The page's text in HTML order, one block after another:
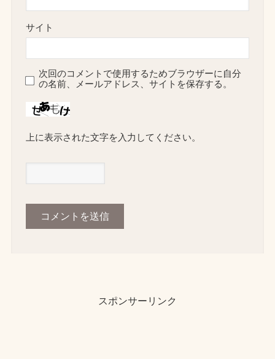
サイト
次回のコメントで使用するためブラウザーに自分
の名前、メールアドレス、サイトを保存する。
上に表示された文字を入力してください。
スポンサーリンク